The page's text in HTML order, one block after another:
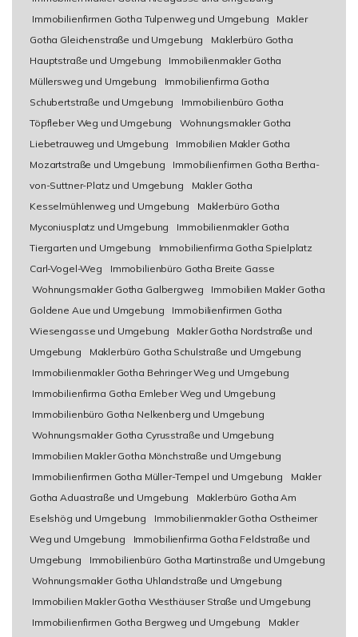
Immobilienfirmen Gotha Tulpenweg und Umgebung
Makler
Gotha Gleichenstraße und Umgebung
Maklerbüro Gotha
Hauptstraße und Umgebung
Immobilienmakler Gotha
Müllersweg und Umgebung
Immobilienfirma Gotha
Schubertstraße und Umgebung
Immobilienbüro Gotha
Töpfleber Weg und Umgebung
Wohnungsmakler Gotha
Liebetrauweg und Umgebung
Immobilien Makler Gotha
Mozartstraße und Umgebung
Immobilienfirmen Gotha Bertha-
von-Suttner-Platz und Umgebung
Makler Gotha
Kesselmühlenweg und Umgebung
Maklerbüro Gotha
Myconiusplatz und Umgebung
Immobilienmakler Gotha
Tiergarten und Umgebung
Immobilienfirma Gotha Spielplatz
Carl-Vogel-Weg
Immobilienbüro Gotha Breite Gasse
Wohnungsmakler Gotha Galbergweg
Immobilien Makler Gotha
Goldene Aue und Umgebung
Immobilienfirmen Gotha
Wiesengasse und Umgebung
Makler Gotha Nordstraße und
Umgebung
Maklerbüro Gotha Schulstraße und Umgebung
Immobilienmakler Gotha Behringer Weg und Umgebung
Immobilienfirma Gotha Emleber Weg und Umgebung
Immobilienbüro Gotha Nelkenberg und Umgebung
Wohnungsmakler Gotha Cyrusstraße und Umgebung
Immobilien Makler Gotha Mönchstraße und Umgebung
Immobilienfirmen Gotha Müller-Tempel und Umgebung
Makler
Gotha Aduastraße und Umgebung
Maklerbüro Gotha Am
Eselshög und Umgebung
Immobilienmakler Gotha Ostheimer
Weg und Umgebung
Immobilienfirma Gotha Feldstraße und
Umgebung
Immobilienbüro Gotha Martinstraße und Umgebung
Wohnungsmakler Gotha Uhlandstraße und Umgebung
Immobilien Makler Gotha Westhäuser Straße und Umgebung
Immobilienfirmen Gotha Bergweg und Umgebung
Makler